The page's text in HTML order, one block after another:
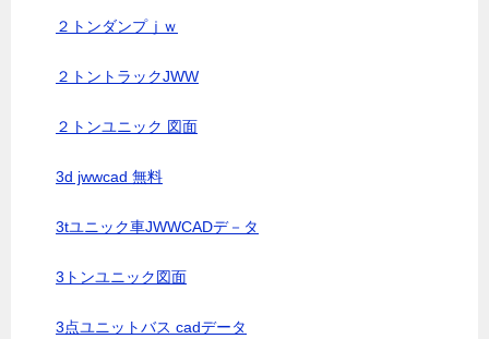
２トンダンプｊｗ
２トントラックJWW
２トンユニック 図面
3d jwwcad 無料
3tユニック車JWWCADデ－タ
3トンユニック図面
3点ユニットバス cadデータ